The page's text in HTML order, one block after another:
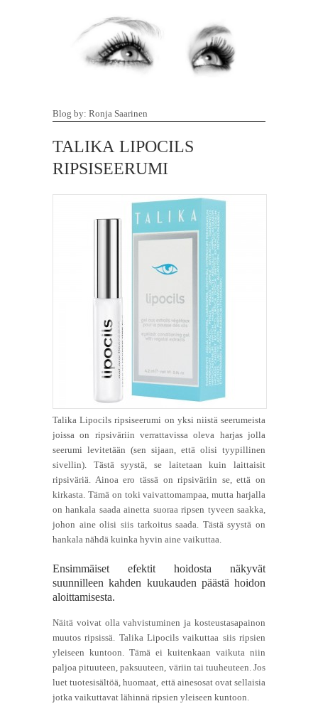
Blog by: Ronja Saarinen
TALIKA LIPOCILS
RIPSISEERUMI
Talika Lipocils ripsiseerumi on yksi niistä seerumeista
joissa on ripsiväriin verrattavissa oleva harjas jolla
seerumi levitetään (sen sijaan, että olisi tyypillinen
sivellin). Tästä syystä, se laitetaan kuin laittaisit
ripsiväriä. Ainoa ero tässä on ripsiväriin se, että on
kirkasta. Tämä on toki vaivattomampaa, mutta harjalla
on hankala saada ainetta suoraa ripsen tyveen saakka,
johon aine olisi siis tarkoitus saada. Tästä syystä on
hankala nähdä kuinka hyvin aine vaikuttaa.
Ensimmäiset efektit hoidosta näkyvät
suunnilleen kahden kuukauden päästä hoidon
aloittamisesta.
Näitä voivat olla vahvistuminen ja kosteustasapainon
muutos ripsissä. Talika Lipocils vaikuttaa siis ripsien
yleiseen kuntoon. Tämä ei kuitenkaan vaikuta niin
paljoa pituuteen, paksuuteen, väriin tai tuuheuteen. Jos
luet tuotesisältöä, huomaat, että ainesosat ovat sellaisia
jotka vaikuttavat lähinnä ripsien yleiseen kuntoon.